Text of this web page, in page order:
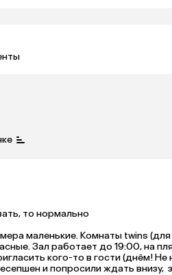
то нормально
маленькие. Комнаты twins
Зал работает до 19:00, на
кого-то в гости (днём!
и попросили ждать внизу,